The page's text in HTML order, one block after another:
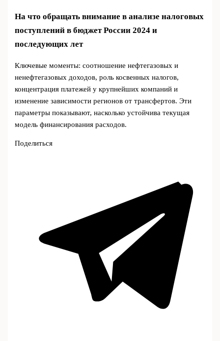
На что обращать внимание в анализе налоговых
поступлений в бюджет России 2024 и
последующих лет
Ключевыe моменты: соотношение нефтегазовых и
ненефтегазовых доходов, роль косвенных налогов,
концентрация платежей у крупнейших компаний и
изменение зависимости регионов от трансфертов. Эти
параметры показывают, насколько устойчива текущая
модель финансирования расходов.
Поделиться